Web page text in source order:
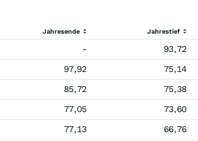
Jahresende Jahrestief
- 93,72
97,92 75,14
85,72 75,38
77,05 73,60
77,13 66,76